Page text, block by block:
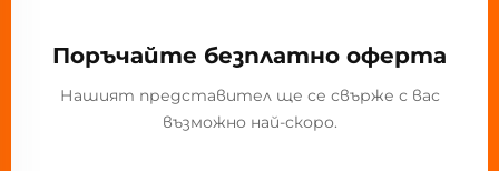
Поръчайте безплатно оферта
Нашият представител ще се свърже с вас
възможно най-скоро.